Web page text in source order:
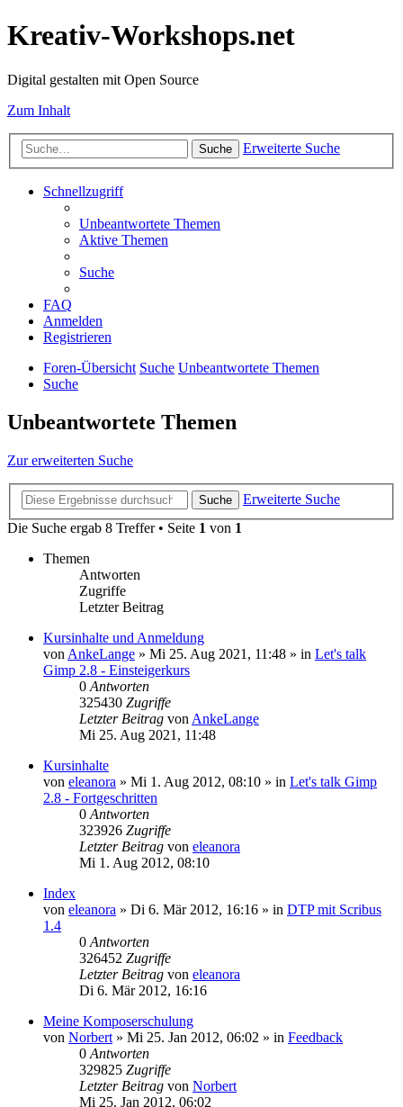
Kreativ-Workshops.net
Digital gestalten mit Open Source
Zum Inhalt
Suche Erweiterte Suche
Schnellzugriff
Unbeantwortete Themen
Aktive Themen
Suche
FAQ
Anmelden
Registrieren
Foren-Übersicht Suche Unbeantwortete Themen
Suche
Unbeantwortete Themen
Zur erweiterten Suche
Suche
Erweiterte Suche
Die Suche ergab 8 Treffer • Seite 1 von 1
Themen
Antworten
Zugriffe
Letzter Beitrag
Kursinhalte und Anmeldung
von AnkeLange » Mi 25. Aug 2021, 11:48 » in Let's talk
Gimp 2.8 - Einsteigerkurs
0 Antworten
325430 Zugriffe
Letzter Beitrag von AnkeLange
Mi 25. Aug 2021, 11:48
Kursinhalte
von eleanora » Mi 1. Aug 2012, 08:10 » in Let's talk Gimp
2.8 - Fortgeschritten
0 Antworten
323926 Zugriffe
Letzter Beitrag von eleanora
Mi 1. Aug 2012, 08:10
Index
von eleanora » Di 6. Mär 2012, 16:16 » in DTP mit Scribus
1.4
0 Antworten
326452 Zugriffe
Letzter Beitrag von eleanora
Di 6. Mär 2012, 16:16
Meine Komposerschulung
von Norbert » Mi 25. Jan 2012, 06:02 » in Feedback
0 Antworten
329825 Zugriffe
Letzter Beitrag von Norbert
Mi 25. Jan 2012, 06:02